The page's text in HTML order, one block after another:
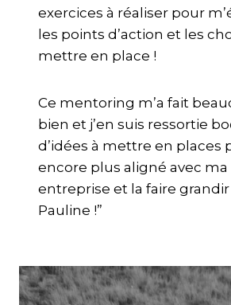
exercices à réaliser pour
les points d’action et les
mettre en place !
Ce mentoring m’a fait
bien et j’en suis ressortie
d’idées à mettre en places
encore plus aligné avec
entreprise et la faire grandir
Pauline !”